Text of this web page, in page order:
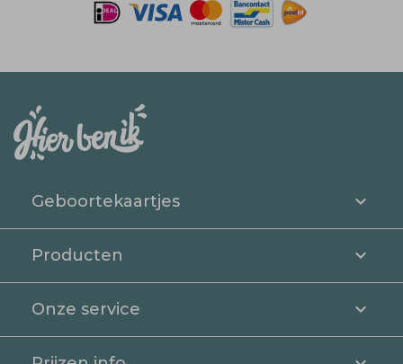
Geboortekaartjes
Producten
Onze service